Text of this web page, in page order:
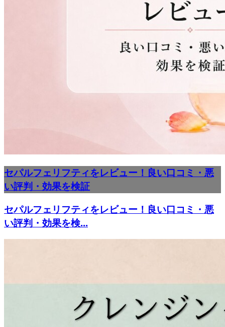
セパルフェリフティをレビュー！良い口コミ・悪
い評判・効果を検証
セパルフェリフティをレビュー！良い口コミ・悪
い評判・効果を検...